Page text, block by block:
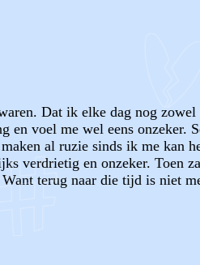
Dat ik elke dag nog
voel me wel eens onzeker.
al ruzie sinds ik me kan
verdrietig en onzeker. Toen
terug naar die tijd is niet